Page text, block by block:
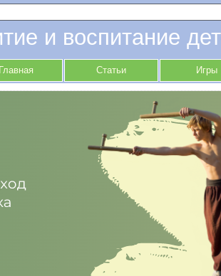
и воспитание
Главная Статьи Игры